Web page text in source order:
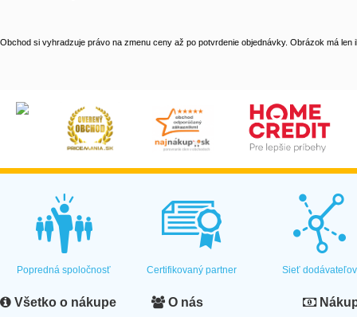
Obchod si vyhradzuje právo na zmenu ceny až po potvrdenie objednávky. Obrázok má len
Popredná spoločnosť Certifikovaný partner Sieť dodávateľov
Všetko o nákupe O nás